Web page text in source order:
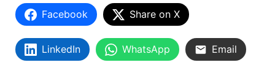
Facebook Share on X
LinkedIn WhatsApp Email